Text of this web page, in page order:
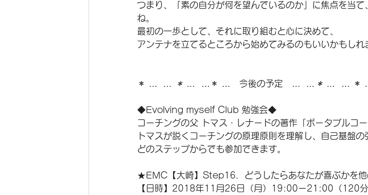
つまり、「素の自分が何を望んでいるのか」に焦点を当
ね。
最初の一歩として、それに取り組むと心に決めて、
アンテナを立てるところから始めてみるのもいいかもしれ
＊ … … ＊ … …＊ …　今後の予定　… …＊ … … ＊
◆Evolving myself Club 勉強会◆
コーチングの父 トマス・レナードの著作「ポータブルコ
トマスが説くコーチングの原理原則を理解し、自己基盤の
どのステップからでも参加できます。
★EMC【大崎】Step16．どうしたらあなたが喜ぶかを他
【日時】2018年11月26日（月）19:00ー21:00（120分